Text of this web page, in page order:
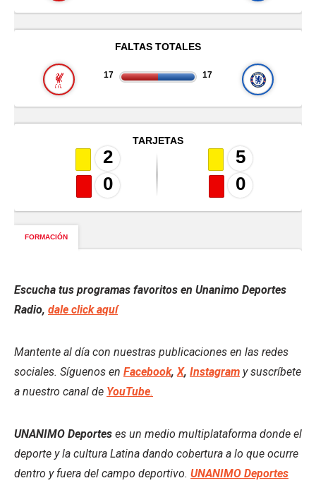
Escucha tus programas favoritos en Unanimo Deportes
Radio, dale click aquí
Mantente al día con nuestras publicaciones en las redes
sociales. Síguenos en Facebook,X, Instagram y suscríbete
a nuestro canal de YouTube.
UNANIMO Deportes es un medio multiplataforma donde el
deporte y la cultura Latina dando cobertura a lo que ocurre
dentro y fuera del campo deportivo. UNANIMO Deportes